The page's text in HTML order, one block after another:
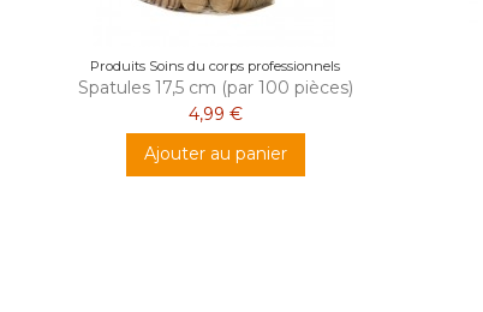
Produits Soins du corps professionnels
Spatules 17,5 cm (par 100 pièces)
4,99 €
Ajouter au panier